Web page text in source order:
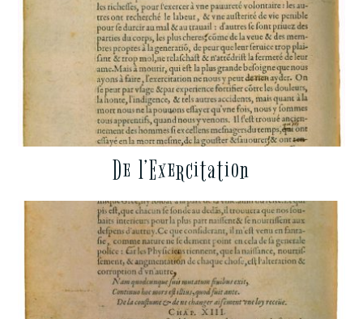
De l’Exercitation